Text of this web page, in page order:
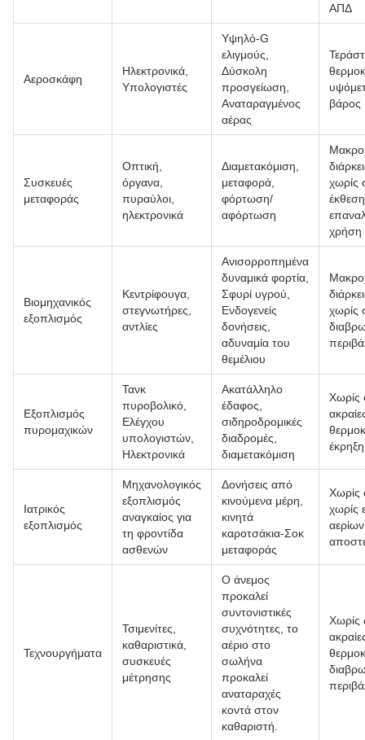
ΑΠΔ
Αεροσκάφη
Ηλεκτρονικά,
Υπολογιστές
Υψηλό-G
ελιγμούς,
Δύσκολη
προσγείωση,
Αναταραγμένος
αέρας
βάρος
Συσκευές
μεταφοράς
Οπτική,
όργανα,
πυραύλοι,
ηλεκτρονικά
Διαμετακόμιση,
μεταφορά,
φόρτωση/
αφόρτωση
χωρίς
χρήση
Βιομηχανικός
εξοπλισμός
Κεντρίφουγα,
στεγνωτήρες,
αντλίες
Ανισορροπημένα
δυναμικά φορτία,
Σφυρί υγρού,
Ενδογενείς
δονήσεις,
αδυναμία του
θεμέλιου
χωρίς
Εξοπλισμός
πυρομαχικών
Τανκ
πυροβολικό,
Ελέγχου
υπολογιστών,
Ηλεκτρονικά
Ακατάλληλο
έδαφος,
σιδηροδρομικές
διαδρομές,
διαμετακόμιση
Χωρίς
Ιατρικός
εξοπλισμός
Μηχανολογικός
εξοπλισμός
αναγκαίος για
τη φροντίδα
ασθενών
Δονήσεις από
κινούμενα μέρη,
κινητά
καροτσάκια-Σοκ
μεταφοράς
Χωρίς
χωρίς
Τεχνουργήματα
Τσιμενίτες,
καθαριστικά,
συσκευές
μέτρησης
Ο άνεμος
προκαλεί
συντονιστικές
συχνότητες, το
αέριο στο
σωλήνα
προκαλεί
αναταραχές
κοντά στον
καθαριστή.
Χωρίς